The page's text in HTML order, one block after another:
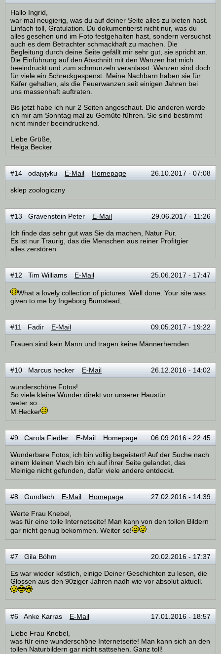
Hallo Ingrid,
war mal neugierig, was du auf deiner Seite alles zu bieten hast.
Einfach toll, Gratulation. Du dokumentierst nicht nur, was du
alles gesehen und im Foto festgehalten hast, sondern versuchst
auch es dem Betrachter schmackhaft zu machen. Die
Begleitung durch deine Seite gefällt mir sehr gut, sie spricht an.
Die Einführung auf den Abschnitt mit den Wanzen hat mich
beeindruckt und zum schmunzeln veranlasst. Wanzen sind doch
für viele ein Schreckgespenst. Meine Nachbarn haben sie für
Käfer gehalten, als die Feuerwanzen seit einigen Jahren bei
uns massenhaft auftraten.
Bis jetzt habe ich nur 2 Seiten angeschaut. Die anderen werde
ich mir am Sonntag mal zu Gemüte führen. Sie sind bestimmt
nicht minder beeindruckend.
Liebe Grüße,
Helga Becker
#14 odajyjyku E-Mail Homepage 26.10.2017 - 07:08
sklep zoologiczny
#13 Gravenstein Peter E-Mail 29.06.2017 - 11:26
Ich finde das sehr gut was Sie da machen, Natur Pur.
Es ist nur Traurig, das die Menschen aus reiner Profitgier
alles zerstören.
#12 Tim Williams E-Mail 25.06.2017 - 17:47
What a lovely collection of pictures. Well done. Your site was
given to me by Ingeborg Bumstead,.
#11 Fadir E-Mail 09.05.2017 - 19:22
Frauen sind kein Mann und tragen keine Männerhemden
#10 Marcus hecker E-Mail 26.12.2016 - 14:02
wunderschöne Fotos!
So viele kleine Wunder direkt vor unserer Haustür....
weter so....
M.Hecker
#9 Carola Fiedler E-Mail Homepage 06.09.2016 - 22:45
Wunderbare Fotos, ich bin völlig begeistert! Auf der Suche nach
einem kleinen Viech bin ich auf ihrer Seite gelandet, das
Meinige nicht gefunden, dafür viele andere entdeckt.
#8 Gundlach E-Mail Homepage 27.02.2016 - 14:39
Werte Frau Knebel,
was für eine tolle Internetseite! Man kann von den tollen Bildern
gar nicht genug bekommen. Weiter so!
#7 Gila Böhm 20.02.2016 - 17:37
Es war wieder köstlich, einige Deiner Geschichten zu lesen, die
Glossen aus den 90ziger Jahren nadh wie vor absolut aktuell.
#6 Anke Karras E-Mail 17.01.2016 - 18:57
Liebe Frau Knebel,
was für eine wunderschöne Internetseite! Man kann sich an den
tollen Naturbildern gar nicht sattsehen. Ganz toll!